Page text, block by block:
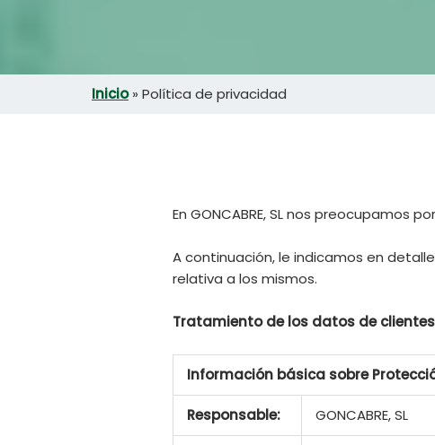
Inicio» Política de privacidad
En GONCABRE, SL nos preocupamos
A continuación, le indicamos en
relativa a los mismos.
Tratamiento de los datos de clientes
Información básica sobre
Responsable: GONCABRE, SL